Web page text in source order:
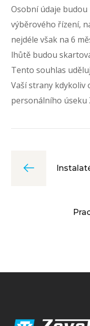
Osobní údaje budou
výběrového řízení,
nejdéle však na 6
lhůtě budou
Tento souhlas
Vaší strany kdykoliv
personálního úseku